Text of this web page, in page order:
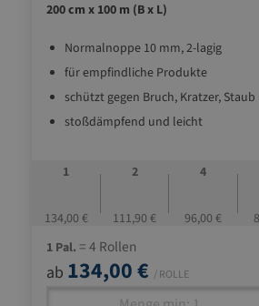
200 cm x 100 m (B x L)
Normalnoppe 10 mm, 2-lagig
für empfindliche Produkte
schützt gegen Bruch, Kratzer,
stoßdämpfend und leicht
1
134,00 €
2
111,90 €
4
96,00 €
1 Pal. = 4 Rollen
ab 134,00 € / ROLLE